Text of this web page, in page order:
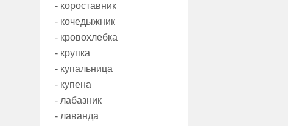
- короставник
- кочедыжник
- кровохлебка
- крупка
- купальница
- купена
- лабазник
- лаванда